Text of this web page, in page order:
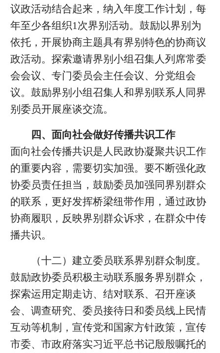
议政活动结合起来，纳入年度工作计划，每
年至少各组织1次界别活动。鼓励以界别为
依托，开展协商主题具有界别特色的协商议
政活动。探索邀请界别小组召集人列席常委
会会议、专门委员会主任会议、分党组会
议。鼓励界别小组召集人和界别联系人同界
别委员开展座谈交流。
四、面向社会做好传播共识工作
面向社会传播共识是人民政协凝聚共识工作
的重要内容，需要切实加强。要不断强化政
协委员责任担当，鼓励委员加强同界别群众
的联系，更好发挥桥梁纽带作用，通过政协
协商履职，反映界别群众诉求，在群众中传
播共识。
（十二）建立委员联系界别群众制度。
鼓励政协委员积极主动联系服务界别群众，
探索运用定期走访、结对联系、召开座谈
会、调查研究、委员接待日和委员线上民情
互动等机制，宣传党和国家方针政策，宣传
市委、市政府落实习近平总书记殷殷嘱托的